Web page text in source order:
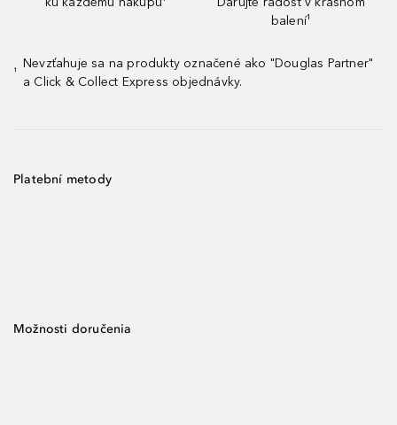
balení¹
¹
Nevzťahuje sa na produkty označené ako "Douglas Partner"
a Click & Collect Express objednávky.
Platební metody
Možnosti doručenia